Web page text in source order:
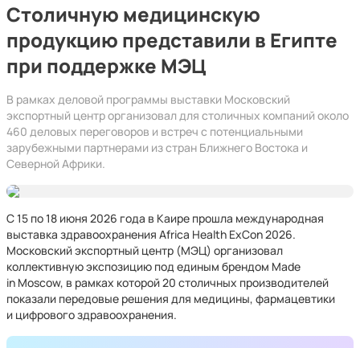
Столичную медицинскую
продукцию представили в Египте
при поддержке МЭЦ
В рамках деловой программы выставки Московский
экспортный центр организовал для столичных компаний около
460 деловых переговоров и встреч с потенциальными
зарубежными партнерами из стран Ближнего Востока и
Северной Африки.
С 15 по 18 июня 2026 года в Каире прошла международная
выставка здравоохранения Africa Health ExCon 2026.
Московский экспортный центр (МЭЦ) организовал
коллективную экспозицию под единым брендом Made
in Moscow, в рамках которой 20 столичных производителей
показали передовые решения для медицины, фармацевтики
и цифрового здравоохранения.